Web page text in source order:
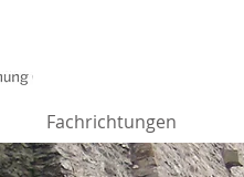
Fachrichtungen